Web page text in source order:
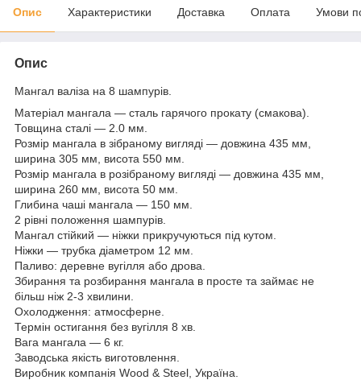
Опис Характеристики Доставка Оплата Умови
Опис
Мангал валіза на 8 шампурів.
Матеріал мангала — сталь гарячого прокату (смакова).
Товщина сталі — 2.0 мм.
Розмір мангала в зібраному вигляді — довжина 435 мм,
ширина 305 мм, висота 550 мм.
Розмір мангала в розібраному вигляді — довжина 435 мм,
ширина 260 мм, висота 50 мм.
Глибина чаші мангала — 150 мм.
2 рівні положення шампурів.
Мангал стійкий — ніжки прикручуються під кутом.
Ніжки — трубка діаметром 12 мм.
Паливо: деревне вугілля або дрова.
Збирання та розбирання мангала в просте та займає не
більш ніж 2-3 хвилини.
Охолодження: атмосферне.
Термін остигання без вугілля 8 хв.
Вага мангала — 6 кг.
Заводська якість виготовлення.
Виробник компанія Wood & Steel, Україна.